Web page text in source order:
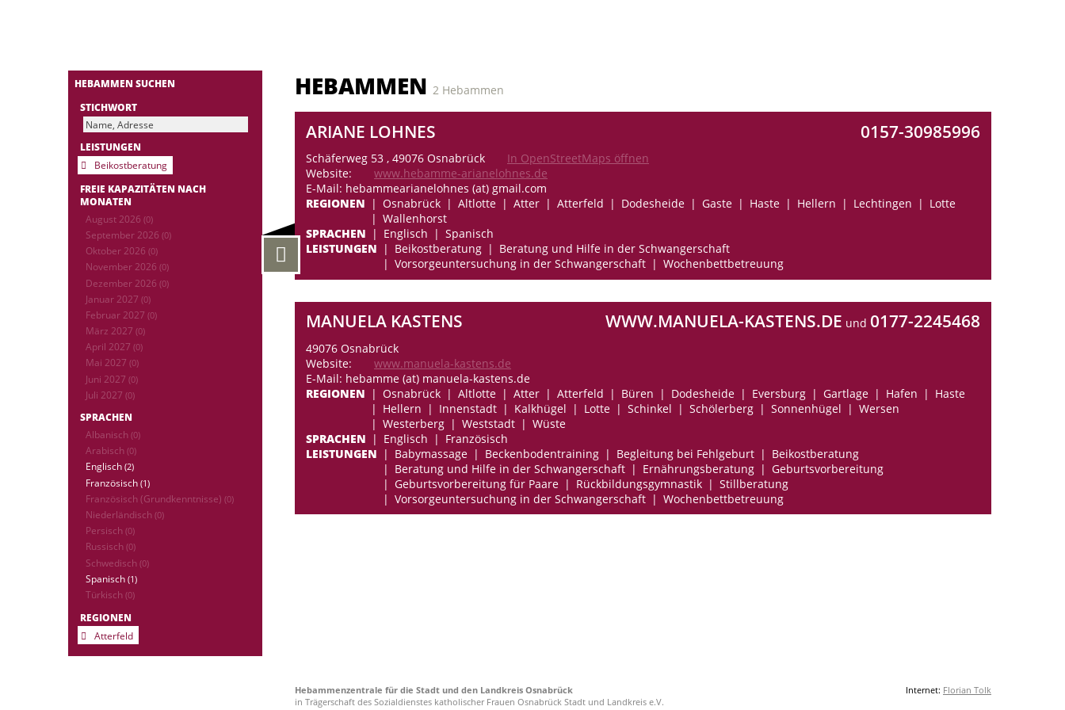
HEBAMMEN SUCHEN
STICHWORT
LEISTUNGEN
Beikostberatung
FREIE KAPAZITÄTEN NACH
MONATEN
August 2026 (0)
September 2026 (0)
Oktober 2026 (0)
November 2026 (0)
Dezember 2026 (0)
Januar 2027 (0)
Februar 2027 (0)
März 2027 (0)
April 2027 (0)
Mai 2027 (0)
Juni 2027 (0)
Juli 2027 (0)
SPRACHEN
Albanisch (0)
Arabisch (0)
Englisch (2)
Französisch (1)
Französisch (Grundkenntnisse) (0)
Niederländisch (0)
Persisch (0)
Russisch (0)
Schwedisch (0)
Spanisch (1)
Türkisch (0)
REGIONEN
Atterfeld
HEBAMMEN 2 Hebammen
ARIANE LOHNES 0157-30985996
Schäferweg 53 , 49076 Osnabrück
In OpenStreetMaps öffnen
Website:
www.hebamme-arianelohnes.de
E-Mail: hebammearianelohnes (at) gmail.com
REGIONEN
Osnabrück Altlotte Atter Atterfeld Dodesheide Gaste Haste Hellern Lechtingen
Lotte
Wallenhorst
SPRACHEN
Englisch
Spanisch
LEISTUNGEN
Beikostberatung
Beratung und Hilfe in der Schwangerschaft
Vorsorgeuntersuchung in der Schwangerschaft
Wochenbettbetreuung
MANUELA KASTENS WWW.MANUELA-KASTENS.DE und 0177-2245468
49076 Osnabrück
Website:
www.manuela-kastens.de
E-Mail: hebamme (at) manuela-kastens.de
REGIONEN
Osnabrück Altlotte Atter Atterfeld Büren Dodesheide Eversburg Gartlage Hafen
Haste
Hellern
Innenstadt Kalkhügel Lotte Schinkel Schölerberg Sonnenhügel
Wersen
Westerberg
Weststadt
Wüste
SPRACHEN
Englisch
Französisch
LEISTUNGEN
Babymassage Beckenbodentraining Begleitung bei Fehlgeburt
Beikostberatung
Beratung und Hilfe in der Schwangerschaft
Ernährungsberatung
Geburtsvorbereitung
Geburtsvorbereitung für Paare
Rückbildungsgymnastik
Stillberatung
Vorsorgeuntersuchung in der Schwangerschaft
Wochenbettbetreuung
Internet: Florian Tolk
Hebammenzentrale für die Stadt und den Landkreis Osnabrück
in Trägerschaft des Sozialdienstes katholischer Frauen Osnabrück Stadt und Landkreis e.V.